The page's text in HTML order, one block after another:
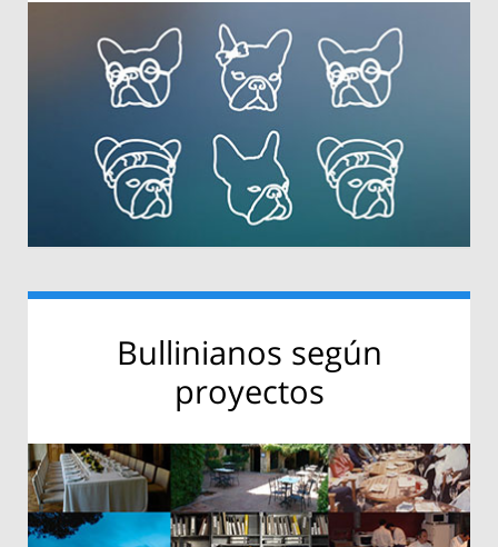
Bullinianos según
proyectos